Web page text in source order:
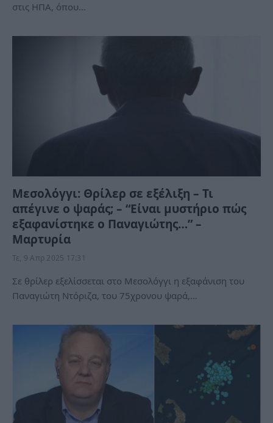
στις ΗΠΑ, όπου…
Μεσολόγγι: Θρίλερ σε εξέλιξη – Τι
απέγινε ο ψαράς; – “Είναι μυστήριο πώς
εξαφανίστηκε ο Παναγιώτης…” –
Μαρτυρία
Τε, 9 Απρ 2025 17:31
Σε θρίλερ εξελίσσεται στο Μεσολόγγι η εξαφάνιση του
Παναγιώτη Ντόριζα, του 75χρονου ψαρά,…